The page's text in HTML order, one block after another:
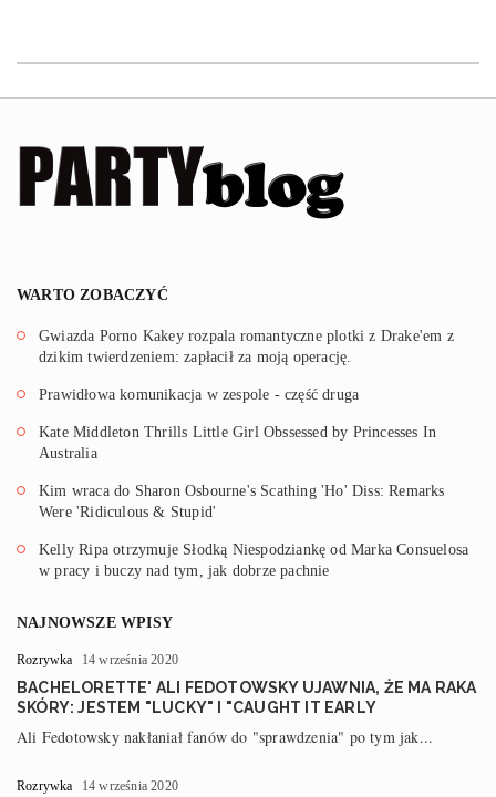
WARTO ZOBACZYĆ
Gwiazda Porno Kakey rozpala romantyczne plotki z Drake'em z
dzikim twierdzeniem: zapłacił za moją operację.
Prawidłowa komunikacja w zespole - część druga
Kate Middleton Thrills Little Girl Obssessed by Princesses In
Australia
Kim wraca do Sharon Osbourne's Scathing 'Ho' Diss: Remarks
Were 'Ridiculous & Stupid'
Kelly Ripa otrzymuje Słodką Niespodziankę od Marka Consuelosa
w pracy i buczy nad tym, jak dobrze pachnie
NAJNOWSZE WPISY
Rozrywka 14 września 2020
BACHELORETTE' ALI FEDOTOWSKY UJAWNIA, ŻE MA RAKA
SKÓRY: JESTEM "LUCKY" I "CAUGHT IT EARLY
Ali Fedotowsky nakłaniał fanów do "sprawdzenia" po tym jak...
Rozrywka 14 września 2020